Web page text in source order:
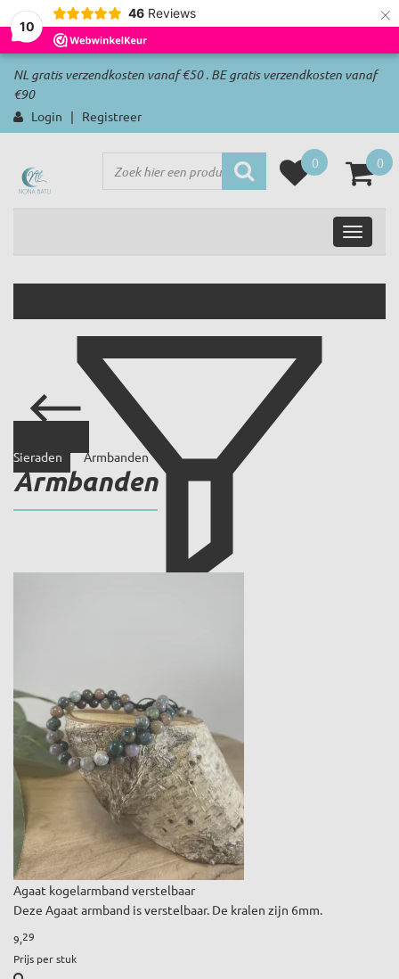
10
46 Reviews ×
NL gratis verzendkosten vanaf €50 . BE gratis verzendkosten vanaf
€90
Login | Registreer
0 0
Sieraden Armbanden
Armbanden
Agaat kogelarmband verstelbaar
Deze Agaat armband is verstelbaar. De kralen zijn 6mm.
9,29
Prijs per stuk